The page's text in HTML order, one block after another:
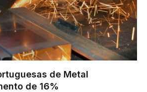
de Metal
de 16%